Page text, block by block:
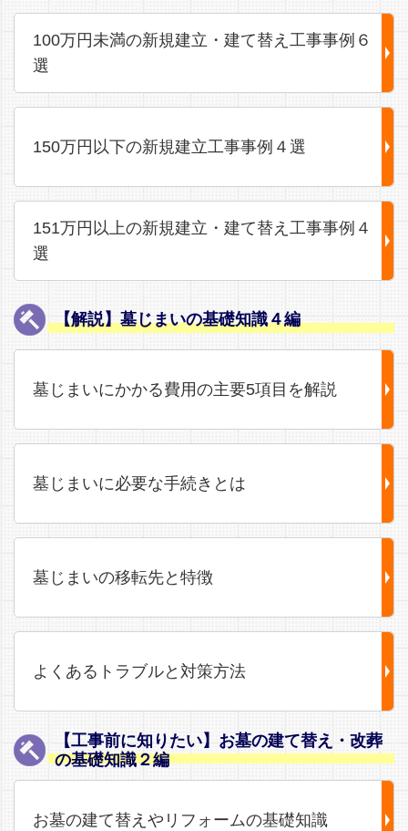
100万円未満の新規建立・建て替え工事事例６
選
150万円以下の新規建立工事事例４選
151万円以上の新規建立・建て替え工事事例４
選
【解説】墓じまいの基礎知識４編
墓じまいにかかる費用の主要5項目を解説
墓じまいに必要な手続きとは
墓じまいの移転先と特徴
よくあるトラブルと対策方法
【工事前に知りたい】お墓の建て替え・改葬
の基礎知識２編
お墓の建て替えやリフォームの基礎知識